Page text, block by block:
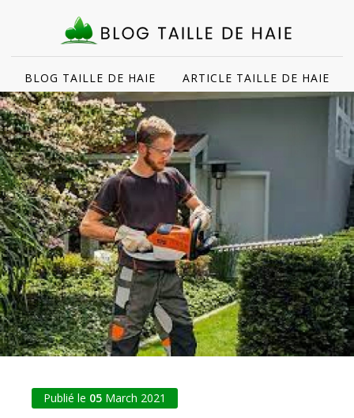
BLOG TAILLE DE HAIE ARTICLE TAILLE DE HAIE
Publié le 05 March 2021